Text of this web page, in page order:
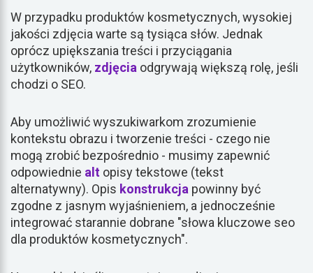
W przypadku produktów kosmetycznych, wysokiej
jakości zdjęcia warte są tysiąca słów. Jednak
oprócz upiększania treści i przyciągania
użytkowników, zdjęcia odgrywają większą rolę, jeśli
chodzi o SEO.
Aby umożliwić wyszukiwarkom zrozumienie
kontekstu obrazu i tworzenie treści - czego nie
mogą zrobić bezpośrednio - musimy zapewnić
odpowiednie alt opisy tekstowe (tekst
alternatywny). Opis konstrukcja powinny być
zgodne z jasnym wyjaśnieniem, a jednocześnie
integrować starannie dobrane "słowa kluczowe seo
dla produktów kosmetycznych".